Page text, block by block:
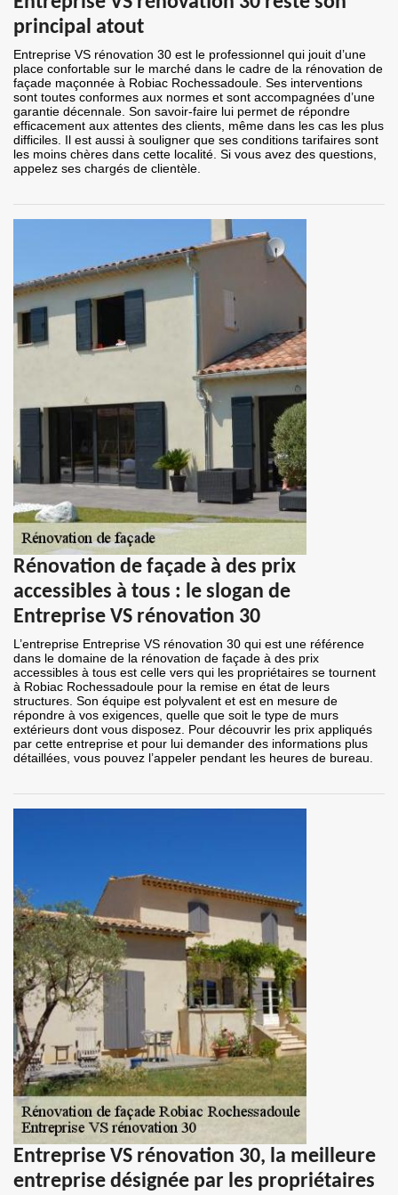
principal atout
Entreprise VS rénovation 30 est le professionnel qui jouit d’une
place confortable sur le marché dans le cadre de la rénovation de
façade maçonnée à Robiac Rochessadoule. Ses interventions
sont toutes conformes aux normes et sont accompagnées d’une
garantie décennale. Son savoir-faire lui permet de répondre
efficacement aux attentes des clients, même dans les cas les plus
difficiles. Il est aussi à souligner que ses conditions tarifaires sont
les moins chères dans cette localité. Si vous avez des questions,
appelez ses chargés de clientèle.
Rénovation de façade à des prix
accessibles à tous : le slogan de
Entreprise VS rénovation 30
L’entreprise Entreprise VS rénovation 30 qui est une référence
dans le domaine de la rénovation de façade à des prix
accessibles à tous est celle vers qui les propriétaires se tournent
à Robiac Rochessadoule pour la remise en état de leurs
structures. Son équipe est polyvalent et est en mesure de
répondre à vos exigences, quelle que soit le type de murs
extérieurs dont vous disposez. Pour découvrir les prix appliqués
par cette entreprise et pour lui demander des informations plus
détaillées, vous pouvez l’appeler pendant les heures de bureau.
Entreprise VS rénovation 30, la meilleure
entreprise désignée par les propriétaires